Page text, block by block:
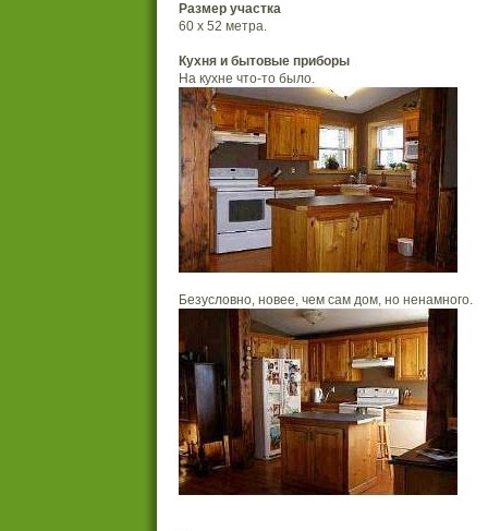
Размер участка
60 х 52 метра.
Кухня и бытовые приборы
На кухне что-то было.
Безусловно, новее, чем сам дом, но ненамного.